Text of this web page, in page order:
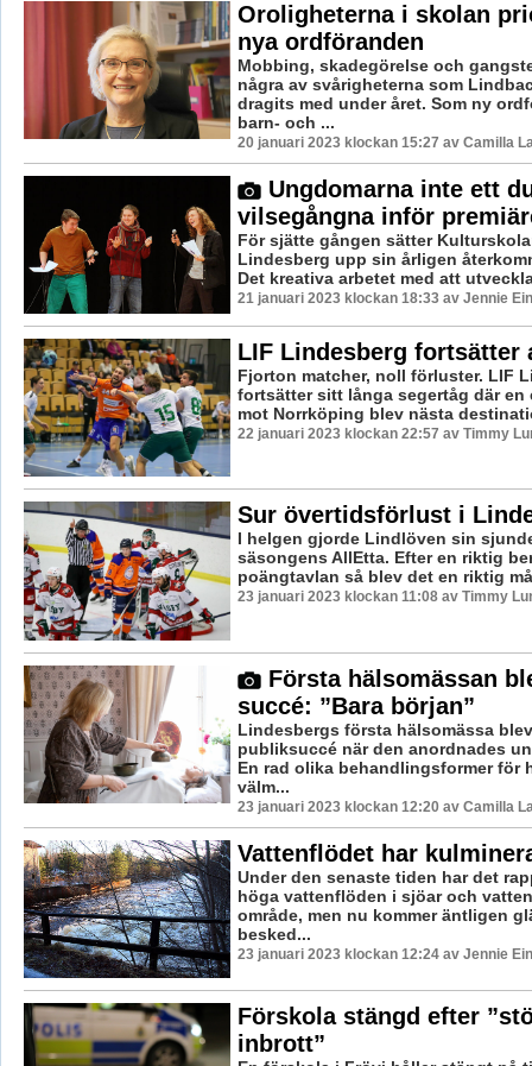
Oroligheterna i skolan
nya ordföranden
Mobbing, skadegörelse och
några av svårigheterna som
dragits med under året. Som ny
barn- och ...
20 januari 2023 klockan 15:27 av Camilla
Ungdomarna inte ett
vilsegångna inför
För sjätte gången sätter
Lindesberg upp sin årligen
Det kreativa arbetet med att
21 januari 2023 klockan 18:33 av Jennie
LIF Lindesberg fortsätter
Fjorton matcher, noll förluster. LIF
fortsätter sitt långa segertåg där en
mot Norrköping blev nästa
22 januari 2023 klockan 22:57 av Timmy
Sur övertidsförlust i
I helgen gjorde Lindlöven sin
säsongens AllEtta. Efter en riktig
poängtavlan så blev det en riktig
23 januari 2023 klockan 11:08 av Timmy
Första hälsomässan
succé: ”Bara början”
Lindesbergs första hälsomässa
publiksuccé när den anordnades
En rad olika behandlingsformer för
välm...
23 januari 2023 klockan 12:20 av Camilla
Vattenflödet har
Under den senaste tiden har det
höga vattenflöden i sjöar och
område, men nu kommer äntligen
besked...
23 januari 2023 klockan 12:24 av Jennie
Förskola stängd efter
inbrott”